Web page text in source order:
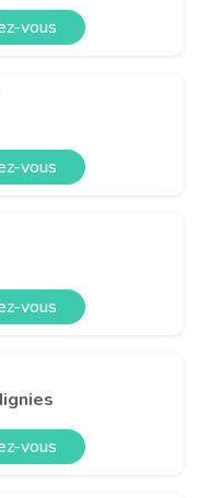
vous
vous
vous
vous